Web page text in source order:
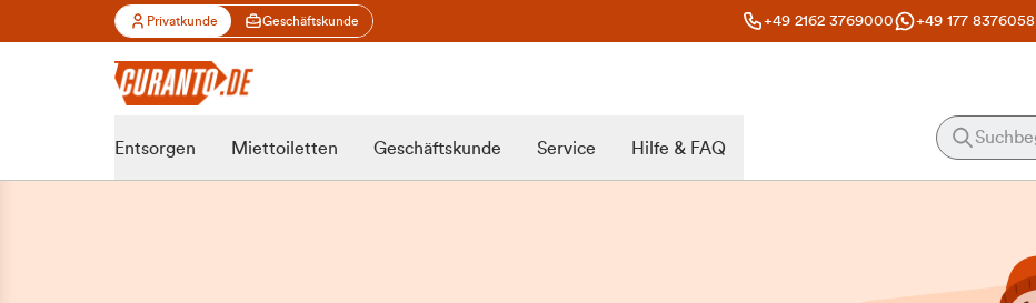
Privatkunde Geschäftskunde +49 2162 3769000 +49 177 8376058
Entsorgen Miettoiletten Geschäftskunde Service Hilfe & FAQ